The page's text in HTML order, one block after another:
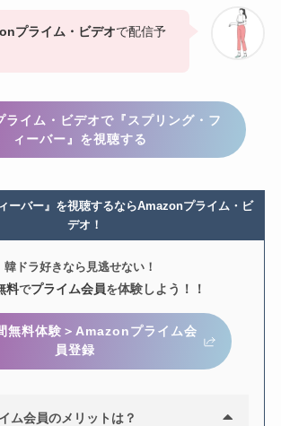
プライム・ビデオで配信予
イム・ビデオで『スプリング・フ
ィーバー』を視聴する
ーバー』を視聴するならAmazonプライム・ビ
デオ！
韓ドラ好きなら見逃せない！
料でプライム会員を体験しよう！！
無料体験＞Amazonプライム会
員登録
ム会員のメリットは？